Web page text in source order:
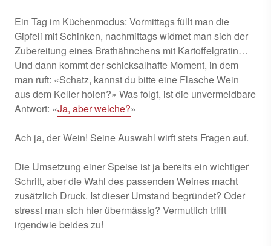
Ein Tag im Küchenmodus: Vormittags füllt man die
Gipfeli mit Schinken, nachmittags widmet man sich der
Zubereitung eines Brathähnchens mit Kartoffelgratin…
Und dann kommt der schicksalhafte Moment, in dem
man ruft: «Schatz, kannst du bitte eine Flasche Wein
aus dem Keller holen?» Was folgt, ist die unvermeidbare
Antwort: «Ja, aber welche?»
Ach ja, der Wein! Seine Auswahl wirft stets Fragen auf.
Die Umsetzung einer Speise ist ja bereits ein wichtiger
Schritt, aber die Wahl des passenden Weines macht
zusätzlich Druck. Ist dieser Umstand begründet? Oder
stresst man sich hier übermässig? Vermutlich trifft
irgendwie beides zu!